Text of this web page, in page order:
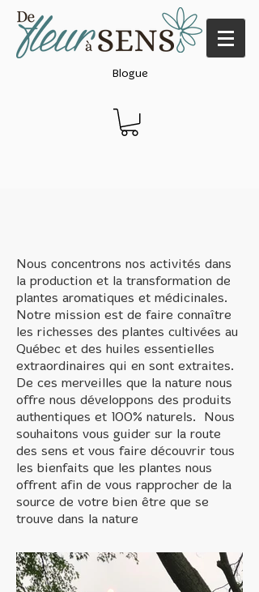
Blogue
Nous concentrons nos activités dans
la production et la transformation de
plantes aromatiques et médicinales.
Notre mission est de faire connaître
les richesses des plantes cultivées au
Québec et des huiles essentielles
extraordinaires qui en sont extraites.
De ces merveilles que la nature nous
offre nous développons des produits
authentiques et 100% naturels. Nous
souhaitons vous guider sur la route
des sens et vous faire découvrir tous
les bienfaits que les plantes nous
offrent afin de vous rapprocher de la
source de votre bien être que se
trouve dans la nature